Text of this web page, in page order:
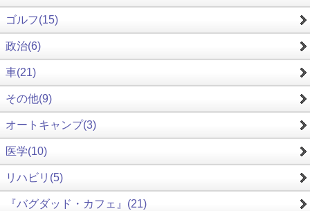
ゴルフ(15)
政治(6)
車(21)
その他(9)
オートキャンプ(3)
医学(10)
リハビリ(5)
『バグダッド・カフェ』(21)